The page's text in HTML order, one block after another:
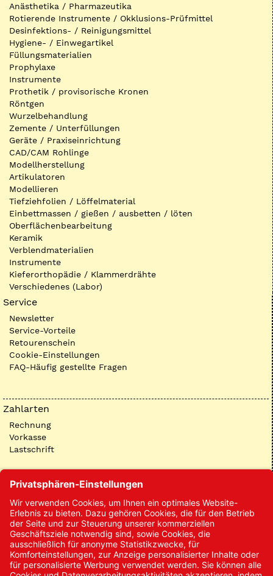
Anästhetika / Pharmazeutika
Rotierende Instrumente / Okklusions-Prüfmittel
Desinfektions- / Reinigungsmittel
Hygiene- / Einwegartikel
Füllungsmaterialien
Prophylaxe
Instrumente
Prothetik / provisorische Kronen
Röntgen
Wurzelbehandlung
Zemente / Unterfüllungen
Geräte / Praxiseinrichtung
CAD/CAM Rohlinge
Modellherstellung
Artikulatoren
Modellieren
Tiefziehfolien / Löffelmaterial
Einbettmassen / gießen / ausbetten / löten
Oberflächenbearbeitung
Keramik
Verblendmaterialien
Instrumente
Kieferorthopädie / Klammerdrähte
Verschiedenes (Labor)
Service
Newsletter
Service-Vorteile
Retourenschein
Cookie-Einstellungen
FAQ-Häufig gestellte Fragen
Zahlarten
Rechnung
Vorkasse
Lastschrift
Kontakt
Kontakt/Anfrage
Neukundenanmeldung
Kennwort vergessen